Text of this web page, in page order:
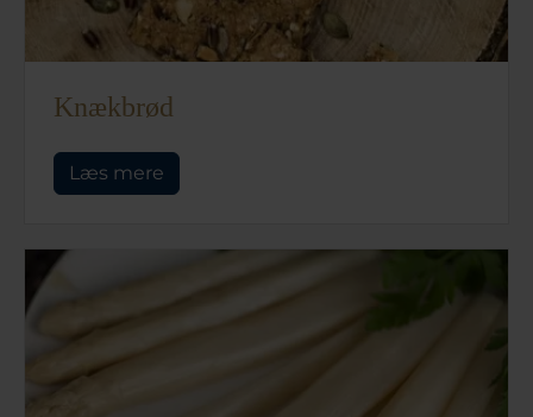
Knækbrød
Læs mere